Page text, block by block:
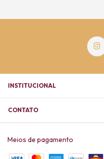
INSTITUCIONAL
CONTATO
Meios de pagamento